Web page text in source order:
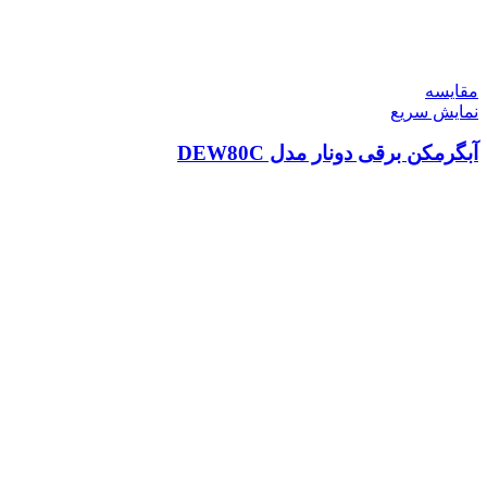
مقايسه
نمایش سریع
آبگرمکن برقی دونار مدل DEW80C